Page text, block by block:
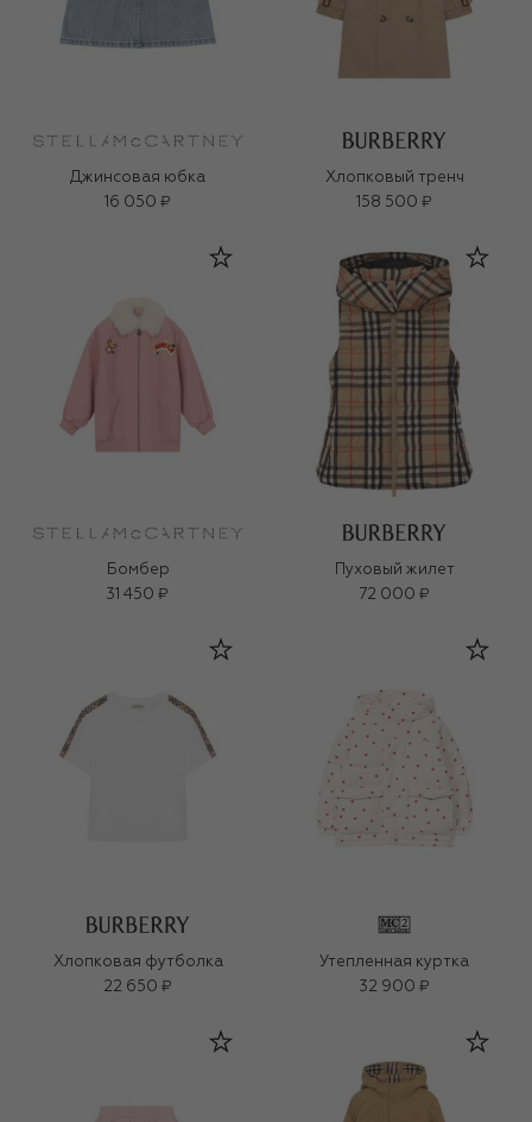
Джинсовая юбка
16 050 ₽
Хлопковый тренч
158 500 ₽
Бомбер
31 450 ₽
Пуховый жилет
72 000 ₽
Хлопковая футболка
22 650 ₽
Утепленная куртка
32 900 ₽